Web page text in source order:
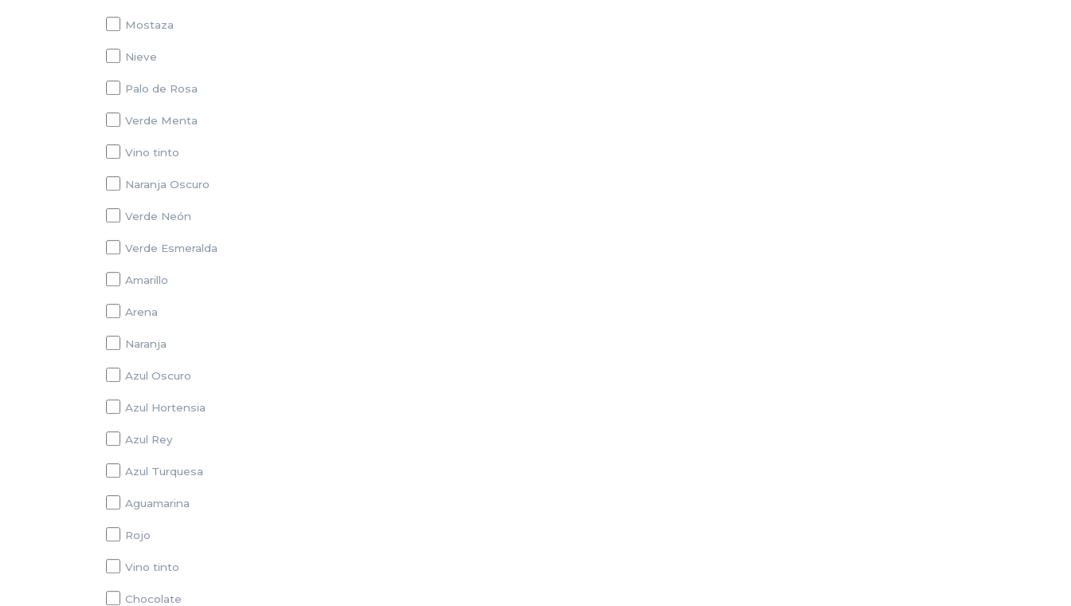
Mostaza
Nieve
Palo de Rosa
Verde Menta
Vino tinto
Naranja Oscuro
Verde Neón
Verde Esmeralda
Amarillo
Arena
Naranja
Azul Oscuro
Azul Hortensia
Azul Rey
Azul Turquesa
Aguamarina
Rojo
Vino tinto
Chocolate